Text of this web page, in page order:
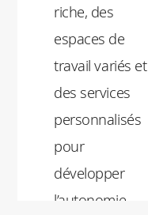
riche, des
espaces de
travail variés et
des services
personnalisés
pour
développer
l’autonomie